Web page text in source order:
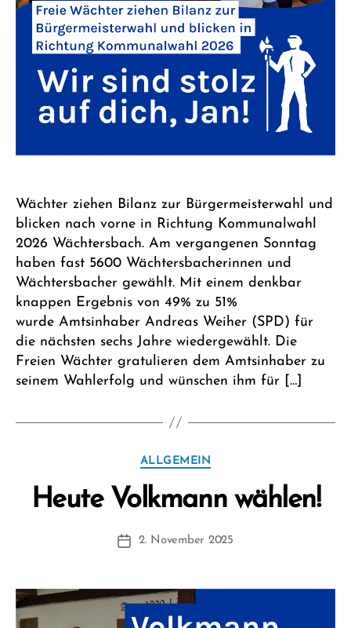
Wächter ziehen Bilanz zur Bürgermeisterwahl und
blicken nach vorne in Richtung Kommunalwahl
2026 Wächtersbach. Am vergangenen Sonntag
haben fast 5600 Wächtersbacherinnen und
Wächtersbacher gewählt. Mit einem denkbar
knappen Ergebnis von 49% zu 51%
wurde Amtsinhaber Andreas Weiher (SPD) für
die nächsten sechs Jahre wiedergewählt. Die
Freien Wächter gratulieren dem Amtsinhaber zu
seinem Wahlerfolg und wünschen ihm für […]
Kategorien
ALLGEMEIN
Heute Volkmann wählen!
Beitragsautor
o
F
Beitragsdatum
2. November 2025